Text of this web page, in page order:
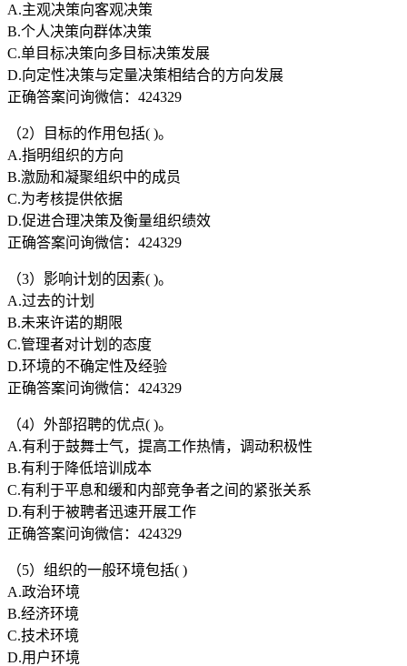
A.主观决策向客观决策
B.个人决策向群体决策
C.单目标决策向多目标决策发展
D.向定性决策与定量决策相结合的方向发展
正确答案问询微信：424329
（2）目标的作用包括( )。
A.指明组织的方向
B.激励和凝聚组织中的成员
C.为考核提供依据
D.促进合理决策及衡量组织绩效
正确答案问询微信：424329
（3）影响计划的因素( )。
A.过去的计划
B.未来许诺的期限
C.管理者对计划的态度
D.环境的不确定性及经验
正确答案问询微信：424329
（4）外部招聘的优点( )。
A.有利于鼓舞士气，提高工作热情，调动积极性
B.有利于降低培训成本
C.有利于平息和缓和内部竞争者之间的紧张关系
D.有利于被聘者迅速开展工作
正确答案问询微信：424329
（5）组织的一般环境包括( )
A.政治环境
B.经济环境
C.技术环境
D.用户环境